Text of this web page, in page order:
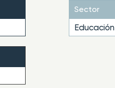
Sector
Educación